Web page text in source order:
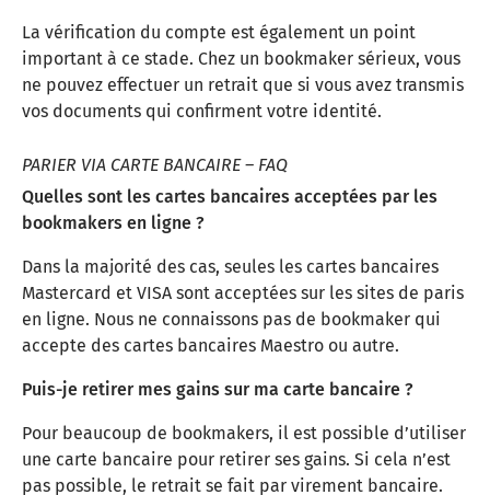
La vérification du compte est également un point
important à ce stade. Chez un bookmaker sérieux, vous
ne pouvez effectuer un retrait que si vous avez transmis
vos documents qui confirment votre identité.
PARIER VIA CARTE BANCAIRE – FAQ
Quelles sont les cartes bancaires acceptées par les
bookmakers en ligne ?
Dans la majorité des cas, seules les cartes bancaires
Mastercard et VISA sont acceptées sur les sites de paris
en ligne. Nous ne connaissons pas de bookmaker qui
accepte des cartes bancaires Maestro ou autre.
Puis-je retirer mes gains sur ma carte bancaire ?
Pour beaucoup de bookmakers, il est possible d’utiliser
une carte bancaire pour retirer ses gains. Si cela n’est
pas possible, le retrait se fait par virement bancaire.